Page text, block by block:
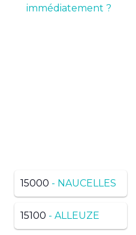
immédiatement ?
15000 - NAUCELLES
15100 - ALLEUZE